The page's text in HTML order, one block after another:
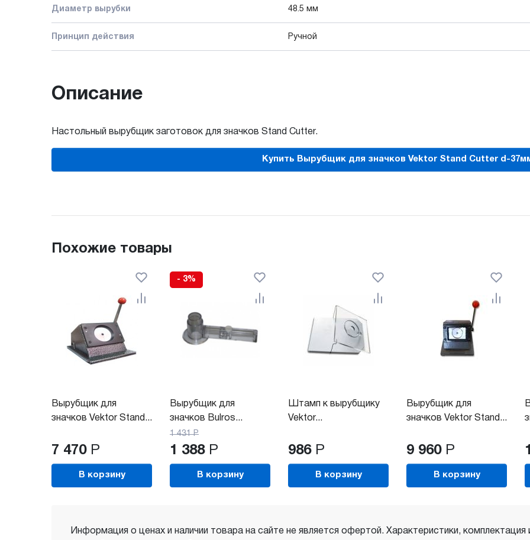
Диаметр вырубки 48.5 мм
Принцип действия Ручной
Описание
Настольный вырубщик заготовок для значков Stand Cutter.
Купить Вырубщик для значков Vektor Stand Cutter d-
Похожие товары
Вырубщик для
значков Vektor Stand...
7 470 Р
В корзину
- 3%
Вырубщик для
значков Bulros...
1 431 Р
1 388 Р
В корзину
Штамп к вырубщику
Vektor...
986 Р
В корзину
Вырубщик для
значков Vektor Stand...
9 960 Р
В корзину
Информация о ценах и наличии товара на сайте не является офертой. Характеристики,